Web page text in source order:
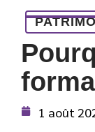
1 août